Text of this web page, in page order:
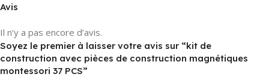
Avis
Il n’y a pas encore d’avis.
Soyez le premier à laisser votre avis sur “kit de
construction avec pièces de construction magnétiques
montessori 37 PCS”